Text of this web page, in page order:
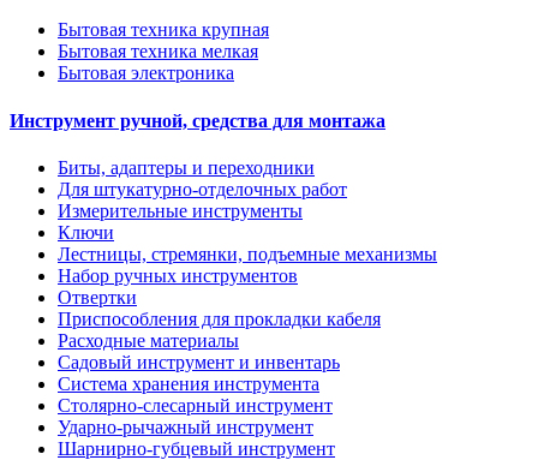
Бытовая техника крупная
Бытовая техника мелкая
Бытовая электроника
Инструмент ручной, средства для монтажа
Биты, адаптеры и переходники
Для штукатурно-отделочных работ
Измерительные инструменты
Ключи
Лестницы, стремянки, подъемные механизмы
Набор ручных инструментов
Отвертки
Приспособления для прокладки кабеля
Расходные материалы
Садовый инструмент и инвентарь
Система хранения инструмента
Столярно-слесарный инструмент
Ударно-рычажный инструмент
Шарнирно-губцевый инструмент